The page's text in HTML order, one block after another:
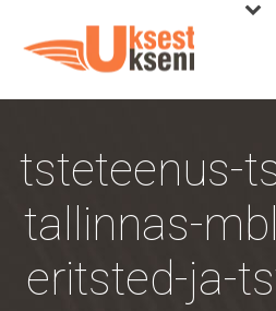
tsteteenus-
tallinnas-
eritsted-ja-